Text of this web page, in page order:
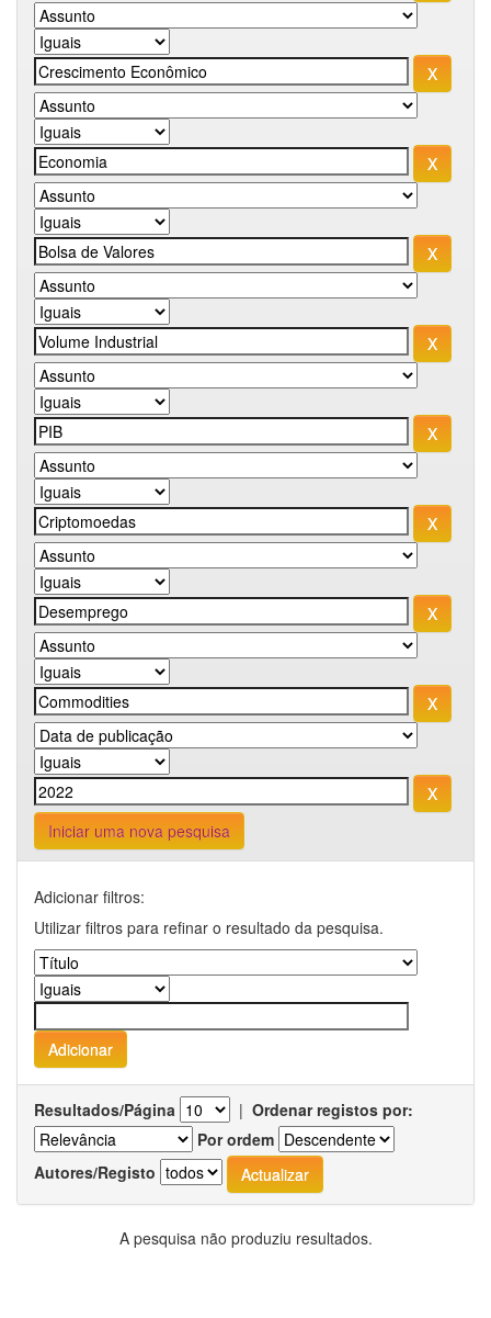
Iniciar uma nova pesquisa
Adicionar filtros:
Utilizar filtros para refinar o resultado da pesquisa.
Resultados/Página | Ordenar registos por:
Por ordem
Autores/Registo
A pesquisa não produziu resultados.